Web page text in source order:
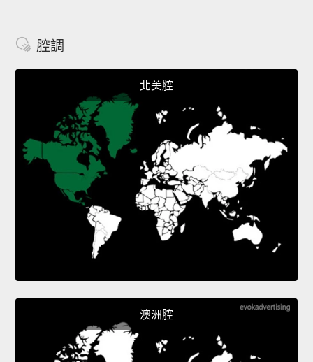
腔調
北美腔
澳洲腔